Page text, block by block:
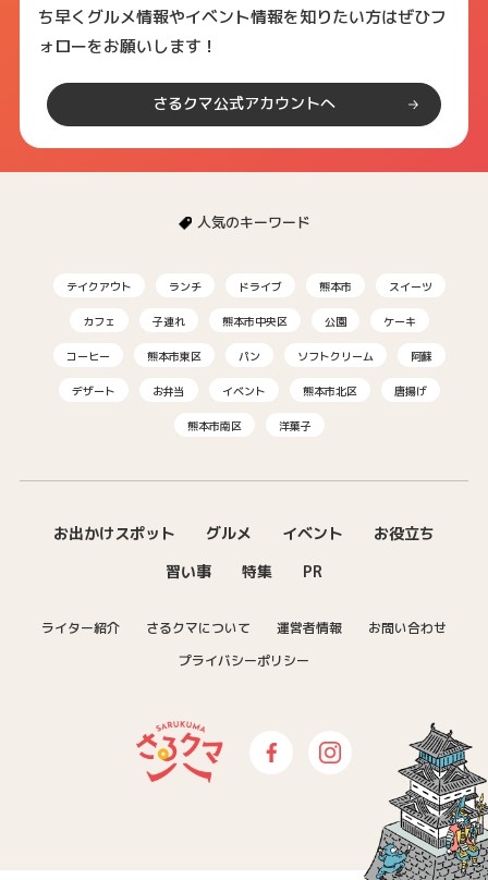
ち早くグルメ情報やイベント情報を知りたい方はぜひフ
ォローをお願いします！
さるクマ公式アカウントへ
人気のキーワード
テイクアウト ランチ ドライブ 熊本市 スイーツ
カフェ 子連れ 熊本市中央区 公園 ケーキ
コーヒー 熊本市東区 パン ソフトクリーム 阿蘇
デザート お弁当 イベント 熊本市北区 唐揚げ
熊本市南区 洋菓子
さるクマ-さるこう、熊本-｜熊本の
Facebook Instagram
お出かけスポット グルメ イベント
お役立ち
習い事
特集 PR
ライター紹介 さるクマについて 運営者情報
お問い合わせ
プライバシーポリシー